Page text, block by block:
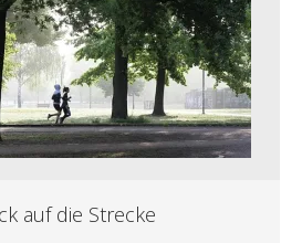
auf die Strecke